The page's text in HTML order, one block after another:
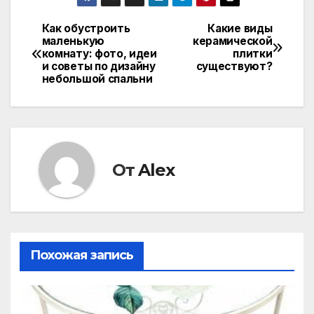
Навигация
по
Какие виды
керамической
плитки
существуют?
Как обустроить
маленькую
комнату: фото, идеи
и советы по дизайну
небольшой спальни
ОтAlex
Похожая запись